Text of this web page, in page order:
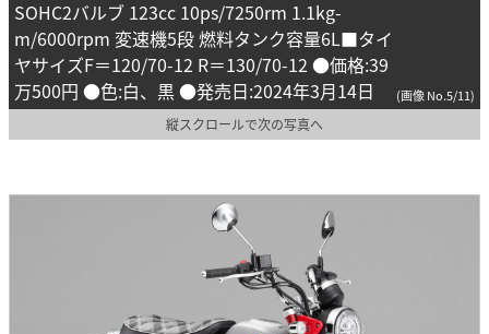
SOHC2バルブ 123cc 10ps/7250rm 1.1kg-
m/6000rpm 変速機5段 燃料タンク容量6L■タイ
ヤサイズF＝120/70-12 R＝130/70-12 ●価格:39
万500円 ●色:白、黒 ●発売日:2024年3月14日
(画像 No.5/11)
縦スクロールで次の写真へ